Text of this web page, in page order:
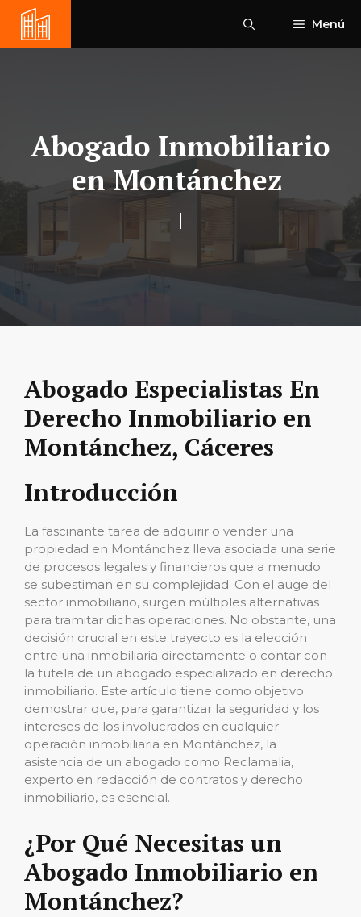
Saltar
contenido
Menú
Abogado Inmobiliario
en Montánchez
Abogado Especialistas En
Derecho Inmobiliario en
Montánchez, Cáceres
Introducción
La fascinante tarea de adquirir o vender una
propiedad en Montánchez lleva asociada una serie
de procesos legales y financieros que a menudo
se subestiman en su complejidad. Con el auge del
sector inmobiliario, surgen múltiples alternativas
para tramitar dichas operaciones. No obstante, una
decisión crucial en este trayecto es la elección
entre una inmobiliaria directamente o contar con
la tutela de un abogado especializado en derecho
inmobiliario. Este artículo tiene como objetivo
demostrar que, para garantizar la seguridad y los
intereses de los involucrados en cualquier
operación inmobiliaria en Montánchez, la
asistencia de un abogado como Reclamalia,
experto en redacción de contratos y derecho
inmobiliario, es esencial.
¿Por Qué Necesitas un
Abogado Inmobiliario en
Montánchez?